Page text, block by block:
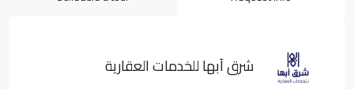
شرق آبها للخدمات العقارية